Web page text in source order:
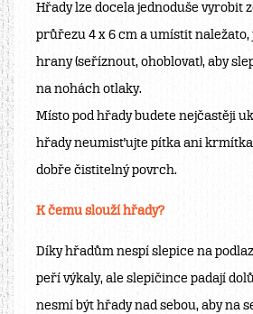
Hřady lze docela jednoduše vyrobit
průřezu 4 x 6 cm a umístit
hrany (seříznout, ohoblovat), aby
na nohách otlaky.
Místo pod hřady budete nejčastěji
hřady neumisťujte pítka ani
dobře čistitelný povrch.
K čemu slouží hřady?
Díky hřadům nespí slepice na
peří výkaly, ale slepičince padají
nesmí být hřady nad sebou, aby na